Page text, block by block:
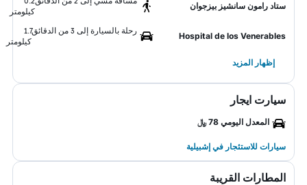
ستاد رامون سانشيز بيزجوان
كيلومتر
Hospital de los Venerables
رحلة بالسيارة إلى 3 من الدقائق
1.7
كيلومتر
إظهار المزيد
سيارت ايجار
المعدل اليومي 78 ﷼
سيارات للاستئجار في إشبيلية
المطارات القريبة